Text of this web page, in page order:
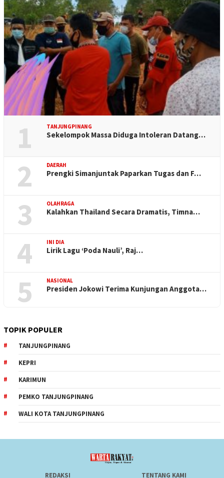
1 TANJUNGPINANG
Sekelompok Massa Diduga Intoleran Datang…
2 DAERAH
Prengki Simanjuntak Paparkan Tugas dan F…
3 OLAHRAGA
Kalahkan Thailand Secara Dramatis, Timna…
4 INI DIA
Lirik Lagu ‘Poda Nauli’, Raj…
5 NASIONAL
Presiden Jokowi Terima Kunjungan Anggota…
TOPIK POPULER
TANJUNGPINANG
KEPRI
KARIMUN
PEMKO TANJUNGPINANG
WALI KOTA TANJUNGPINANG
REDAKSI TENTANG KAMI